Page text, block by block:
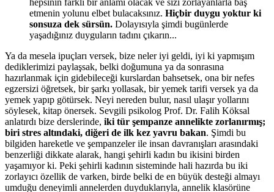
etmenin yolunu elbet bulacaksınız. Hiçbir duygu yoktur ki
sonsuza dek sürsün. Dolayısıyla şimdi bugünlerde
yaşadığınız duyguların tadını çıkarın...
Ya da mesela ipuçları versek, bize neler iyi geldi, iyi ki yapmışım
dediklerimizi paylaşsak, belki doğumuna ya da sonrasına
hazırlanmak için gidebileceği kurslardan bahsetsek, ona bir nefes
egzersizi öğretsek, bir şarkı yollasak, bir yemek tarifi versek ya da
yemek yapıp götürsek. Neyi nereden bulur, nasıl ulaşır yollarını
söylesek, kitap önersek. Sevgili psikolog Prof. Dr. Falih Köksal
anlatırdı bize derslerinde, iki tür şempanze annelikte zorlanırmış;
biri stres altındaki, diğeri de ilk kez yavru bakan. Şimdi bu
bilgiden hareketle ve şempanzeler ile insan davranışları arasındaki
benzerliği dikkate alarak, hangi şehirli kadın bu ikisini birden
yaşamıyor ki. Peki şehirli kadının sisteminde hali hazırda bu iki
zorlayıcı özellik de varken, birde belki de en büyük desteği almayı
umduğu deneyimli annelerden duyduklarıyla, annelik klasörüne